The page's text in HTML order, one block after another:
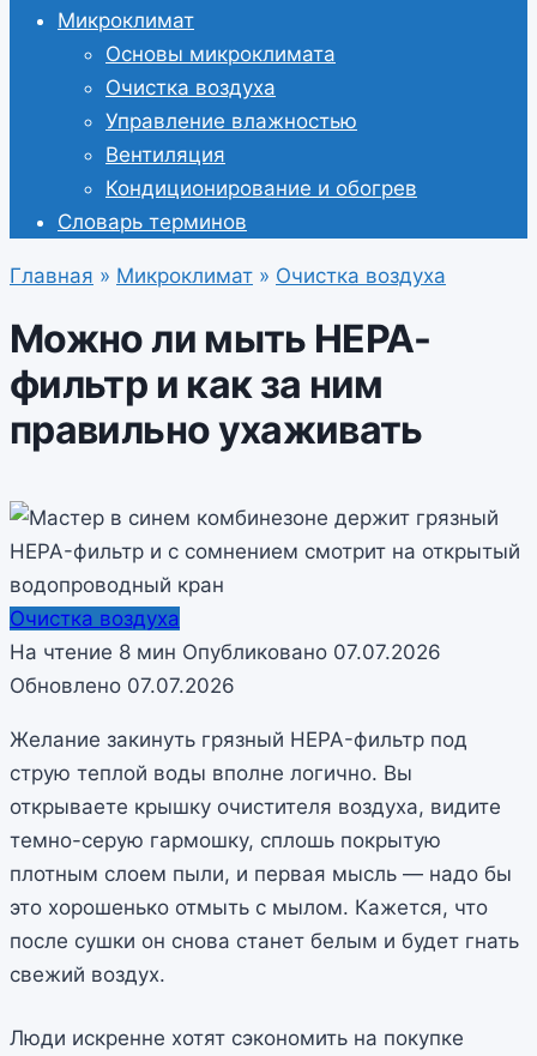
Микроклимат
Основы микроклимата
Очистка воздуха
Управление влажностью
Вентиляция
Кондиционирование и обогрев
Словарь терминов
Главная » Микроклимат » Очистка воздуха
Можно ли мыть HEPA-
фильтр и как за ним
правильно ухаживать
Очистка воздуха
На чтение 8 мин Опубликовано 07.07.2026
Обновлено 07.07.2026
Желание закинуть грязный HEPA-фильтр под
струю теплой воды вполне логично. Вы
открываете крышку очистителя воздуха, видите
темно-серую гармошку, сплошь покрытую
плотным слоем пыли, и первая мысль — надо бы
это хорошенько отмыть с мылом. Кажется, что
после сушки он снова станет белым и будет гнать
свежий воздух.
Люди искренне хотят сэкономить на покупке